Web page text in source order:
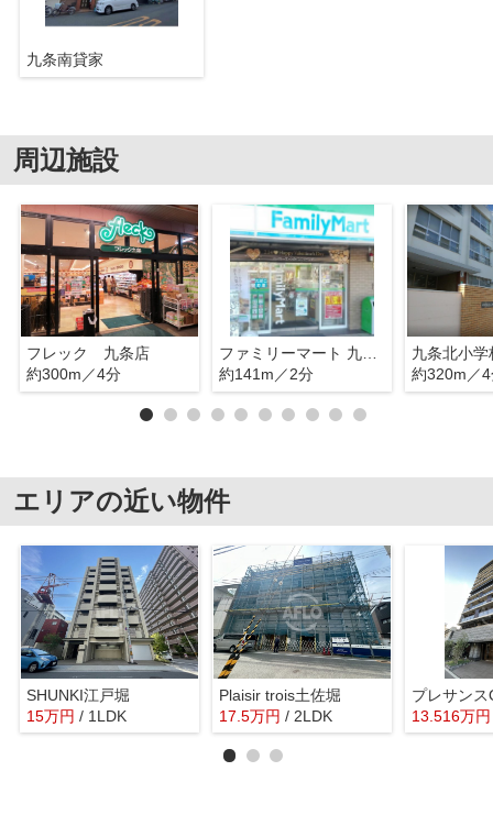
九条南貸家
周辺施設
フレック 九条店
約300m／4分
ファミリーマート 九条駅南店
約141m／2分
九条北小学
約320m／
エリアの近い物件
SHUNKI江戸堀
15万円 / 1LDK
Plaisir trois土佐堀
17.5万円 / 2LDK 13.516万円